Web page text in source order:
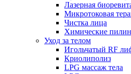
Лазерная
Микротоковая
Чистка лица
Химические
Уход за телом
Игольчатый RF
Криолиполиз
LPG массаж тела